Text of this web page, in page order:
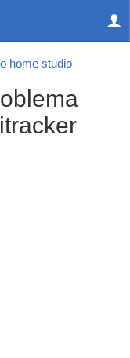
home studio